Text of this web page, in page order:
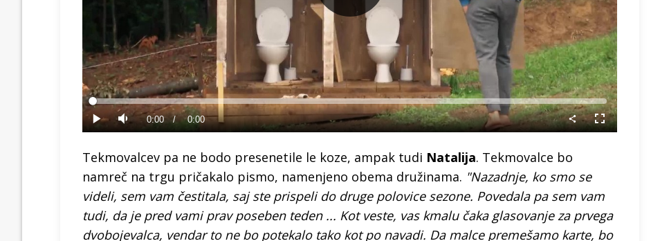
Predvajaj
PredvajajTiho Current
0:00 / Duration
0:00
Loaded:
Celozaslonski
način
Tekmovalcev pa ne bodo presenetile le koze, ampak tudi Natalija. Tekmovalce bo
namreč na trgu pričakalo pismo, namenjeno obema družinama. "Nazadnje, ko smo se
videli, sem vam čestitala, saj ste prispeli do druge polovice sezone. Povedala pa sem vam
tudi, da je pred vami prav poseben teden ... Kot veste, vas kmalu čaka glasovanje za prvega
dvobojevalca, vendar to ne bo potekalo tako kot po navadi. Da malce premešamo karte, bo